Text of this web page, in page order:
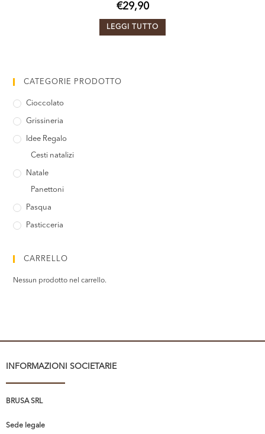
€29,90
LEGGI TUTTO
CATEGORIE PRODOTTO
Cioccolato
Grissineria
Idee Regalo
Cesti natalizi
Natale
Panettoni
Pasqua
Pasticceria
CARRELLO
Nessun prodotto nel carrello.
INFORMAZIONI SOCIETARIE
BRUSA SRL
Sede legale